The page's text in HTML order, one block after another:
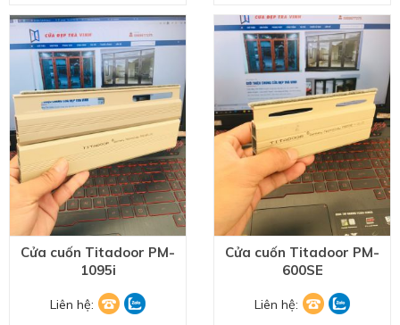
Cửa cuốn Titadoor PM-
1095i
Liên hệ:
Cửa cuốn Titadoor PM-
600SE
Liên hệ: